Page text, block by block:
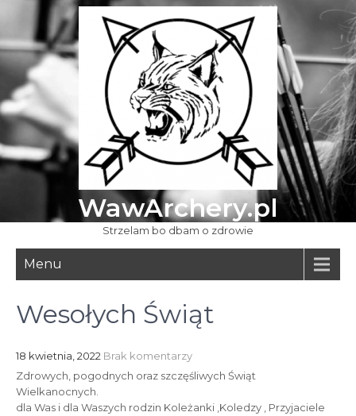
content
WawArchery.pl
Strzelam bo dbam o zdrowie
Menu
Wesołych Świąt
18 kwietnia, 2022 Brak komentarzy
Zdrowych, pogodnych oraz szczęśliwych Świąt
Wielkanocnych.
dla Was i dla Waszych rodzin Koleżanki ,Koledzy , Przyjaciele